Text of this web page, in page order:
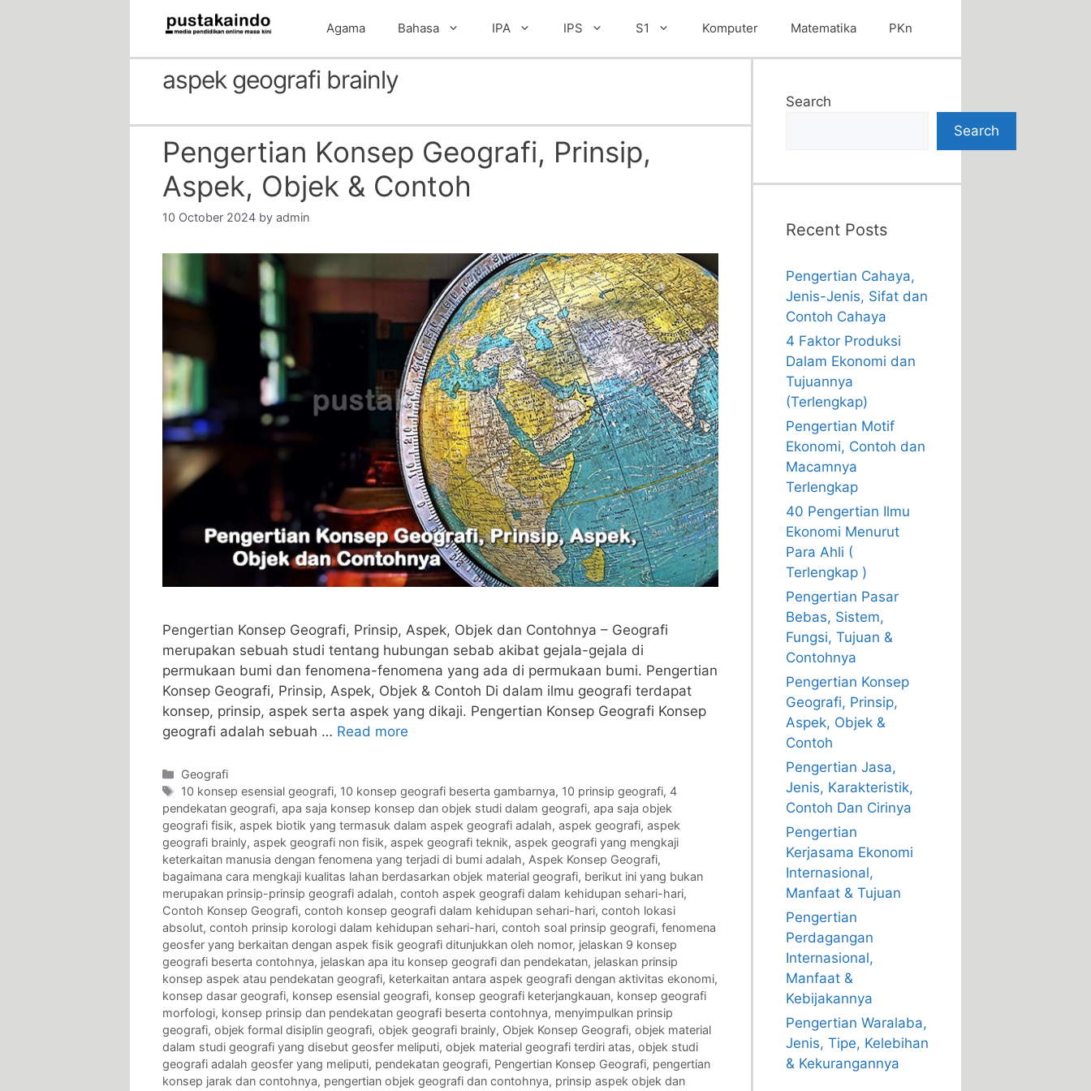
Agama Bahasa IPA IPS S1 Komputer Matematika PKn
aspek geografi brainly
Pengertian Konsep Geografi, Prinsip,
Aspek, Objek & Contoh
10 October 2024 by admin
Pengertian Konsep Geografi, Prinsip, Aspek, Objek dan Contohnya – Geografi
merupakan sebuah studi tentang hubungan sebab akibat gejala-gejala di
permukaan bumi dan fenomena-fenomena yang ada di permukaan bumi. Pengertian
Konsep Geografi, Prinsip, Aspek, Objek & Contoh Di dalam ilmu geografi terdapat
konsep, prinsip, aspek serta aspek yang dikaji. Pengertian Konsep Geografi Konsep
geografi adalah sebuah … Read more
Categories
Geografi
Tags
10 konsep esensial geografi, 10 konsep geografi beserta gambarnya, 10 prinsip geografi,4
pendekatan geografi, apa saja konsep konsep dan objek studi dalam geografi, apa saja objek
geografi fisik, aspek biotik yang termasuk dalam aspek geografi adalah, aspek geografi, aspek
geografi brainly, aspek geografi non fisik, aspek geografi teknik, aspek geografi yang mengkaji
keterkaitan manusia dengan fenomena yang terjadi di bumi adalah, Aspek Konsep Geografi,
bagaimana cara mengkaji kualitas lahan berdasarkan objek material geografi, berikut ini yang bukan
merupakan prinsip-prinsip geografi adalah, contoh aspek geografi dalam kehidupan sehari-hari,
Contoh Konsep Geografi, contoh konsep geografi dalam kehidupan sehari-hari, contoh lokasi
absolut, contoh prinsip korologi dalam kehidupan sehari-hari, contoh soal prinsip geografi, fenomena
geosfer yang berkaitan dengan aspek fisik geografi ditunjukkan oleh nomor, jelaskan 9 konsep
geografi beserta contohnya, jelaskan apa itu konsep geografi dan pendekatan, jelaskan prinsip
konsep aspek atau pendekatan geografi, keterkaitan antara aspek geografi dengan aktivitas ekonomi,
konsep dasar geografi, konsep esensial geografi, konsep geografi keterjangkauan, konsep geografi
morfologi, konsep prinsip dan pendekatan geografi beserta contohnya, menyimpulkan prinsip
geografi, objek formal disiplin geografi, objek geografi brainly, Objek Konsep Geografi, objek material
dalam studi geografi yang disebut geosfer meliputi, objek material geografi terdiri atas, objek studi
geografi adalah geosfer yang meliputi, pendekatan geografi, Pengertian Konsep Geografi, pengertian
konsep jarak dan contohnya, pengertian objek geografi dan contohnya, prinsip aspek objek dan
Search
Search
Recent Posts
Pengertian Cahaya,
Jenis-Jenis, Sifat dan
Contoh Cahaya
4 Faktor Produksi
Dalam Ekonomi dan
Tujuannya
(Terlengkap)
Pengertian Motif
Ekonomi, Contoh dan
Macamnya
Terlengkap
40 Pengertian Ilmu
Ekonomi Menurut
Para Ahli (
Terlengkap )
Pengertian Pasar
Bebas, Sistem,
Fungsi, Tujuan &
Contohnya
Pengertian Konsep
Geografi, Prinsip,
Aspek, Objek &
Contoh
Pengertian Jasa,
Jenis, Karakteristik,
Contoh Dan Cirinya
Pengertian
Kerjasama Ekonomi
Internasional,
Manfaat & Tujuan
Pengertian
Perdagangan
Internasional,
Manfaat &
Kebijakannya
Pengertian Waralaba,
Jenis, Tipe, Kelebihan
& Kekurangannya